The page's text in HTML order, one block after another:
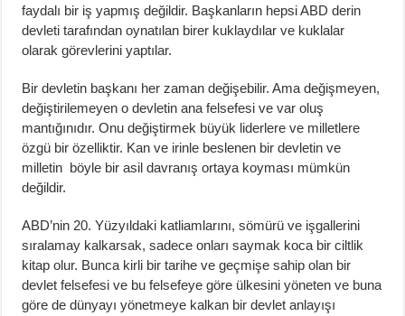
faydalı bir iş yapmış değildir. Başkanların hepsi ABD derin
devleti tarafından oynatılan birer kuklaydılar ve kuklalar
olarak görevlerini yaptılar.
Bir devletin başkanı her zaman değişebilir. Ama değişmeyen,
değiştirilemeyen o devletin ana felsefesi ve var oluş
mantığınıdır. Onu değiştirmek büyük liderlere ve milletlere
özgü bir özelliktir. Kan ve irinle beslenen bir devletin ve
milletin böyle bir asil davranış ortaya koyması mümkün
değildir.
ABD’nin 20. Yüzyıldaki katliamlarını, sömürü ve işgallerini
sıralamay kalkarsak, sadece onları saymak koca bir ciltlik
kitap olur. Bunca kirli bir tarihe ve geçmişe sahip olan bir
devlet felsefesi ve bu felsefeye göre ülkesini yöneten ve buna
göre de dünyayı yönetmeye kalkan bir devlet anlayışı